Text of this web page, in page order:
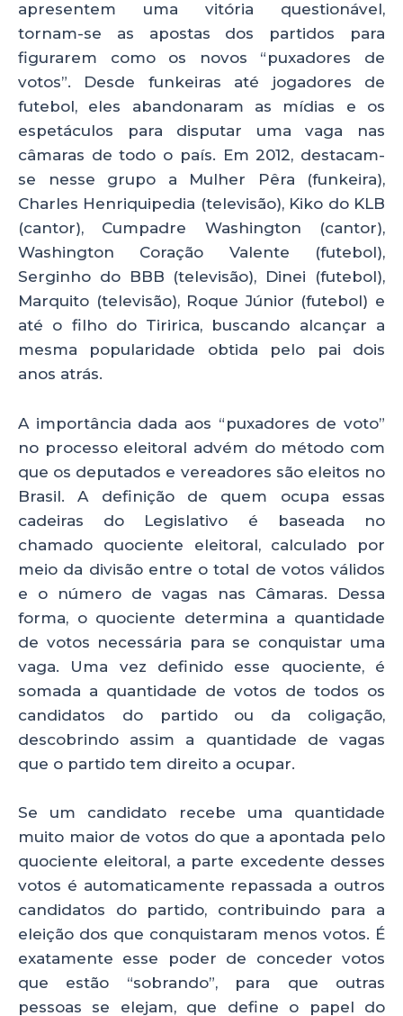
apresentem uma vitória questionável,
tornam-se as apostas dos partidos para
figurarem como os novos “puxadores de
votos”. Desde funkeiras até jogadores de
futebol, eles abandonaram as mídias e os
espetáculos para disputar uma vaga nas
câmaras de todo o país. Em 2012, destacam-
se nesse grupo a Mulher Pêra (funkeira),
Charles Henriquipedia (televisão), Kiko do KLB
(cantor), Cumpadre Washington (cantor),
Washington Coração Valente (futebol),
Serginho do BBB (televisão), Dinei (futebol),
Marquito (televisão), Roque Júnior (futebol) e
até o filho do Tiririca, buscando alcançar a
mesma popularidade obtida pelo pai dois
anos atrás.
A importância dada aos “puxadores de voto”
no processo eleitoral advém do método com
que os deputados e vereadores são eleitos no
Brasil. A definição de quem ocupa essas
cadeiras do Legislativo é baseada no
chamado quociente eleitoral, calculado por
meio da divisão entre o total de votos válidos
e o número de vagas nas Câmaras. Dessa
forma, o quociente determina a quantidade
de votos necessária para se conquistar uma
vaga. Uma vez definido esse quociente, é
somada a quantidade de votos de todos os
candidatos do partido ou da coligação,
descobrindo assim a quantidade de vagas
que o partido tem direito a ocupar.
Se um candidato recebe uma quantidade
muito maior de votos do que a apontada pelo
quociente eleitoral, a parte excedente desses
votos é automaticamente repassada a outros
candidatos do partido, contribuindo para a
eleição dos que conquistaram menos votos. É
exatamente esse poder de conceder votos
que estão “sobrando”, para que outras
pessoas se elejam, que define o papel do